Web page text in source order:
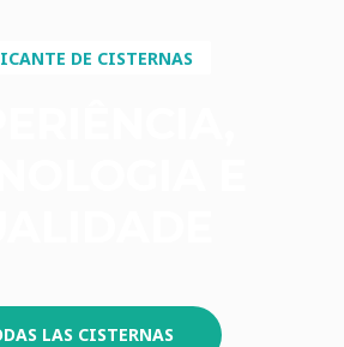
DE CISTERNAS
LAS CISTERNAS